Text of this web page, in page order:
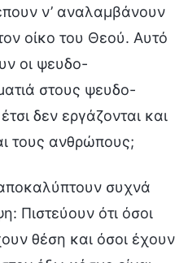
ν’ αναλαμβάνουν
οίκο του Θεού. Αυτό
οι ψευδο-
στους ψευδο-
δεν εργάζονται και
τους ανθρώπους;
συχνά
Πιστεύουν ότι όσοι
θέση και όσοι έχουν